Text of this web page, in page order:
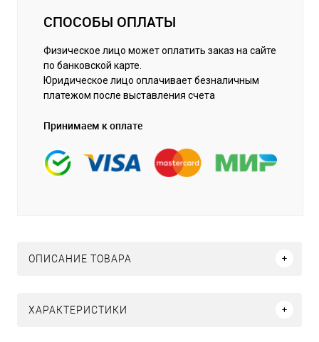
СПОСОБЫ ОПЛАТЫ
Физическое лицо может оплатить заказ на сайте
по банковской карте.
Юридическое лицо оплачивает безналичным
платежом после выставления счета
Принимаем к оплате
ОПИСАНИЕ ТОВАРА
ХАРАКТЕРИСТИКИ